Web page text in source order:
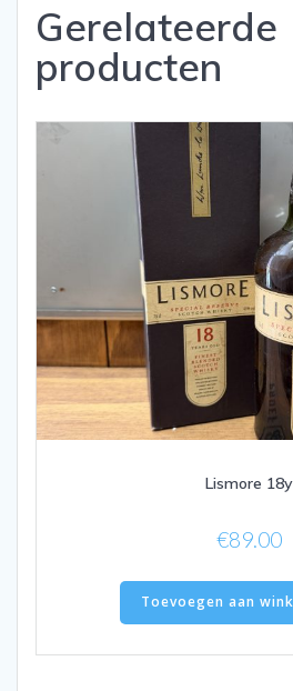
Gerelateerde
producten
Lismore 18y
€89.00
Toevoegen aan